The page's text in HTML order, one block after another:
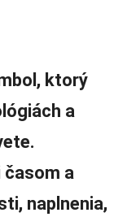
ktorý
a
časom a
naplnenia,